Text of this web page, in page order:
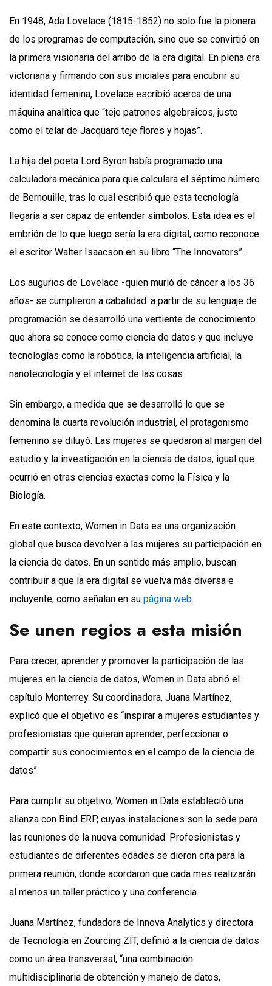
En 1948, Ada Lovelace (1815-1852) no solo fue la pionera
de los programas de computación, sino que se convirtió en
la primera visionaria del arribo de la era digital. En plena era
victoriana y firmando con sus iniciales para encubrir su
identidad femenina, Lovelace escribió acerca de una
máquina analítica que “teje patrones algebraicos, justo
como el telar de Jacquard teje flores y hojas”.
La hija del poeta Lord Byron había programado una
calculadora mecánica para que calculara el séptimo número
de Bernouille, tras lo cual escribió que esta tecnología
llegaría a ser capaz de entender símbolos. Esta idea es el
embrión de lo que luego sería la era digital, como reconoce
el escritor Walter Isaacson en su libro “The Innovators”.
Los augurios de Lovelace -quien murió de cáncer a los 36
años- se cumplieron a cabalidad: a partir de su lenguaje de
programación se desarrolló una vertiente de conocimiento
que ahora se conoce como ciencia de datos y que incluye
tecnologías como la robótica, la inteligencia artificial, la
nanotecnología y el internet de las cosas.
Sin embargo, a medida que se desarrolló lo que se
denomina la cuarta revolución industrial, el protagonismo
femenino se diluyó. Las mujeres se quedaron al margen del
estudio y la investigación en la ciencia de datos, igual que
ocurrió en otras ciencias exactas como la Física y la
Biología.
En este contexto, Women in Data es una organización
global que busca devolver a las mujeres su participación en
la ciencia de datos. En un sentido más amplio, buscan
contribuir a que la era digital se vuelva más diversa e
incluyente, como señalan en su página web.
Se unen regios a esta misión
Para crecer, aprender y promover la participación de las
mujeres en la ciencia de datos, Women in Data abrió el
capítulo Monterrey. Su coordinadora, Juana Martínez,
explicó que el objetivo es “inspirar a mujeres estudiantes y
profesionistas que quieran aprender, perfeccionar o
compartir sus conocimientos en el campo de la ciencia de
datos”.
Para cumplir su objetivo, Women in Data estableció una
alianza con Bind ERP, cuyas instalaciones son la sede para
las reuniones de la nueva comunidad. Profesionistas y
estudiantes de diferentes edades se dieron cita para la
primera reunión, donde acordaron que cada mes realizarán
al menos un taller práctico y una conferencia.
Juana Martínez, fundadora de Innova Analytics y directora
de Tecnología en Zourcing ZIT, definió a la ciencia de datos
como un área transversal, “una combinación
multidisciplinaria de obtención y manejo de datos,